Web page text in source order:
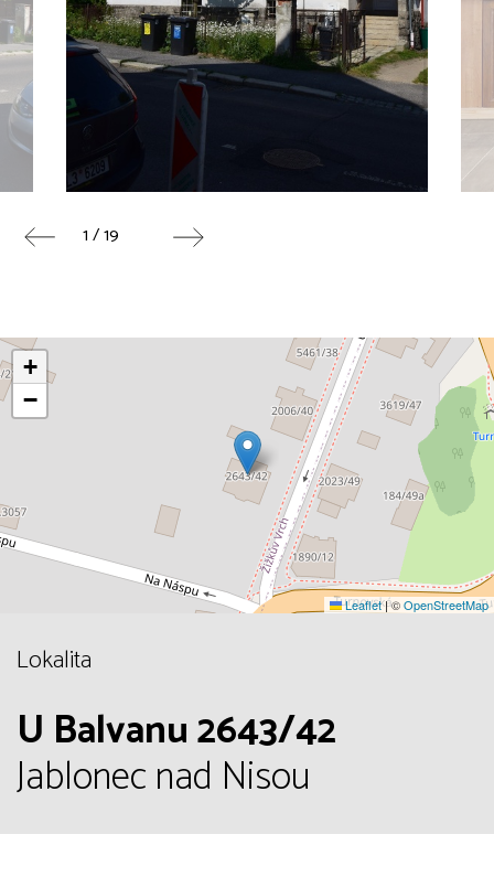
1 / 19
+
−
Leaflet |©OpenStreetMap
Lokalita
U Balvanu 2643/42
Jablonec nad Nisou